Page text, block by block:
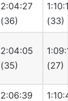
2:04:27
(36)
(33)
2:04:05
(35)
(27)
2:06:39